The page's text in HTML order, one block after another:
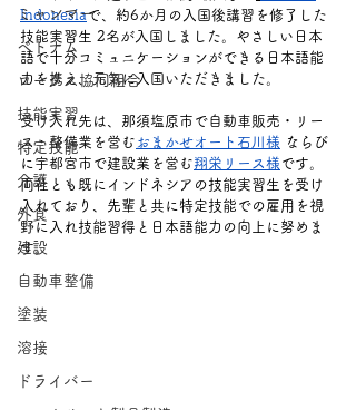
ミャンマー
ベトナム
ロータス協同組合
技能実習
特定技能
介護
外食
建設
自動車整備
塗装
溶接
ドライバー
Indonesiaで、約6か月の入国後講習を修了した
技能実習生 2名が入国しました。やさしい日本
語で十分コミュニケーションができる日本語能
力を携え、元気に入国いただきました。
受け入れ先は、那須塩原市で自動車販売・リー
ス・整備業を営む おまかせオート石川様
ならび
に宇都宮市で建設業を営む翔栄リース様 です。
両社とも既にインドネシアの技能実習生を受け
入れており、先輩と共に特定技能での雇用を視
野に入れ技能習得と日本語能力の向上に努めま
す。